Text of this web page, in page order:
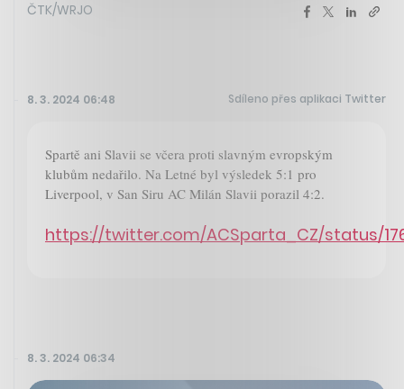
ČTK/WRJO
8. 3. 2024 06:48 Sdíleno přes aplikaci Twitter
Spartě ani Slavii se včera proti slavným evropským
klubům nedařilo. Na Letné byl výsledek 5:1 pro
Liverpool, v San Siru AC Milán Slavii porazil 4:2.
https://twitter.com/ACSparta_CZ/status/
8. 3. 2024 06:34